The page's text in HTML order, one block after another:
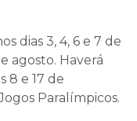
dias 3, 4, 6 e 7 de
agosto. Haverá
8 e 17 de
Paralímpicos.